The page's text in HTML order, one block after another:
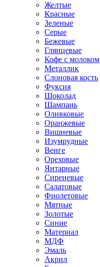
Желтые
Красные
Зеленые
Серые
Бежевые
Глянцевые
Кофе с молоком
Металлик
Слоновая кость
Фуксия
Шоколад
Шампань
Оливковые
Оранжевые
Вишневые
Изумрудные
Венге
Ореховые
Янтарные
Сиреневые
Салатовые
Фиолетовые
Мятные
Золотые
Синие
Материал
МДФ
Эмаль
Акрил